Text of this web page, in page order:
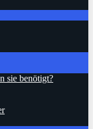
sie benötigt?